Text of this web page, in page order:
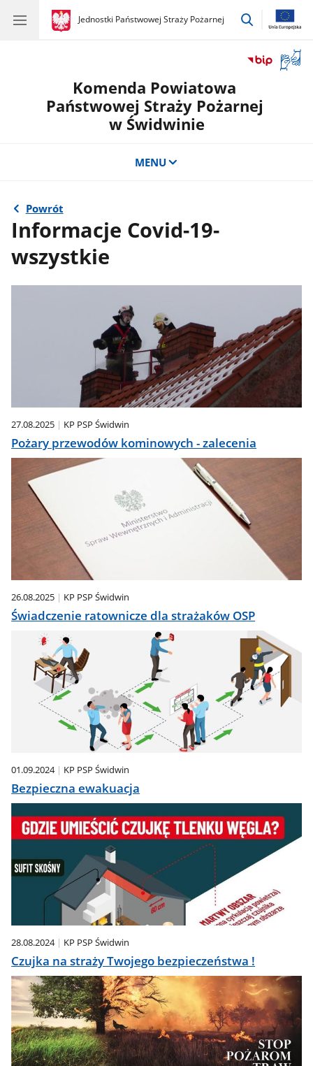
gov.pl
Jednostki Państwowej Straży Pożarnej
gov.pl
Jednostki
przejdź
okno
Komenda Powiatowa
Państwowej Straży Pożarnej
w Świdwinie
MENU
Powrót
Informacje Covid-19-
wszystkie
27.08.2025 KP PSP Świdwin
Pożary przewodów kominowych - zalecenia
26.08.2025 KP PSP Świdwin
Świadczenie ratownicze dla strażaków OSP
01.09.2024 KP PSP Świdwin
Bezpieczna ewakuacja
28.08.2024 KP PSP Świdwin
Czujka na straży Twojego bezpieczeństwa !